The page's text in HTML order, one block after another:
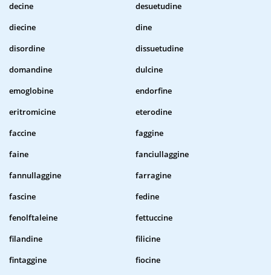
decine
desuetudine
diecine
dine
disordine
dissuetudine
domandine
dulcine
emoglobine
endorfine
eritromicine
eterodine
faccine
faggine
faine
fanciullaggine
fannullaggine
farragine
fascine
fedine
fenolftaleine
fettuccine
filandine
filicine
fintaggine
fiocine